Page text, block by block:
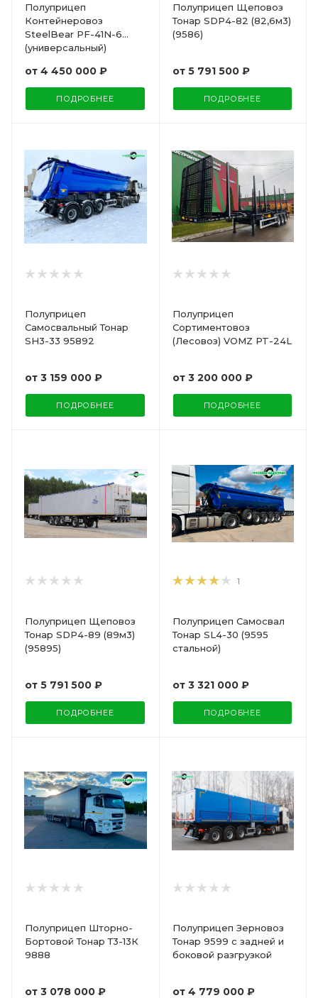
Полуприцеп
Контейнеровоз
SteelBear PF-41N-6
(универсальный)
от 4 450 000 ₽
ПОДРОБНЕЕ
Полуприцеп Щеповоз
Тонар SDP4-82 (82,6м3)
(9586)
от 5 791 500 ₽
ПОДРОБНЕЕ
Полуприцеп
Самосвальный Тонар
SH3-33 95892
от 3 159 000 ₽
ПОДРОБНЕЕ
Полуприцеп
Сортиментовоз
(Лесовоз) VOMZ PT-24L
от 3 200 000 ₽
ПОДРОБНЕЕ
Полуприцеп Щеповоз
Тонар SDP4-89 (89м3)
(95895)
от 5 791 500 ₽
ПОДРОБНЕЕ
1
Полуприцеп Самосвал
Тонар SL4-30 (9595
стальной)
от 3 321 000 ₽
ПОДРОБНЕЕ
Полуприцеп Шторно-
Бортовой Тонар Т3-13К
9888
от 3 078 000 ₽
Полуприцеп Зерновоз
Тонар 9599 с задней и
боковой разгрузкой
от 4 779 000 ₽